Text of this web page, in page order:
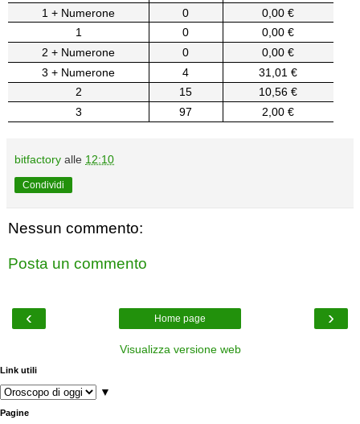
1 + Numerone
0
0,00 €
1
0
0,00 €
2 + Numerone
0
0,00 €
3 + Numerone
4
31,01 €
2
15
10,56 €
3
97 2,00 €
bitfactory alle 12:10
Condividi
Nessun commento:
Posta un commento
‹ ›
Home page
Visualizza versione web
Link utili
▼
Pagine